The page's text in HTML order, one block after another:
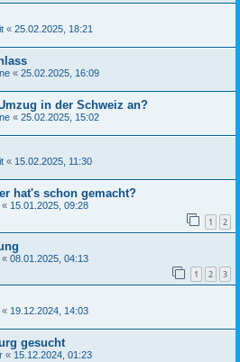
« 25.02.2025, 18:21
« 25.02.2025, 16:09
in der Schweiz an?
« 25.02.2025, 15:02
« 15.02.2025, 11:30
hat's schon gemacht?
« 15.01.2025, 09:28
1 2
« 08.01.2025, 04:13
1 2 3
« 19.12.2024, 14:03
gesucht
« 15.12.2024, 01:23